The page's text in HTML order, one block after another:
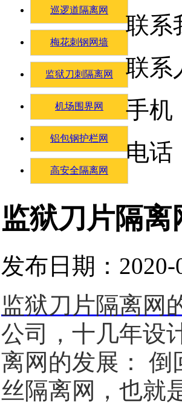
巡逻道隔离网
梅花刺钢网墙
监狱刀刺隔离网
机场围界网
铝包钢护栏网
高安全隔离网
监狱刀片隔
发布日期：
监狱刀片隔离网
公司，十几年设
离网的发展： 倒
丝隔离网，也就
联系
联系
手机
电话